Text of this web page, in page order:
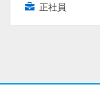
正社員